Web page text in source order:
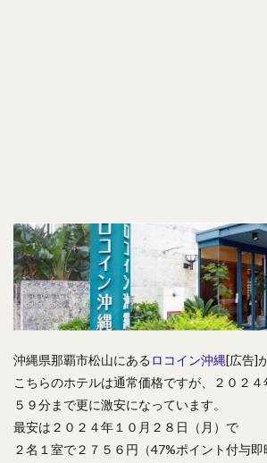
沖縄県那覇市松山にある ロコイン沖縄[広告]
こちらのホテルは通常価格ですが、２０２
５９分まで更に激安になっています。
最安は２０２４年１０月２８日（月）で
２名１室で２７５６円（47%ポイント付与